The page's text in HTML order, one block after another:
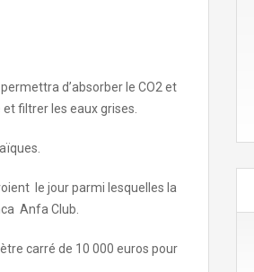
d’absorber le CO2 et
filtrer les eaux grises.
le jour parmi lesquelles la
Anfa Club.
carré de 10 000 euros pour